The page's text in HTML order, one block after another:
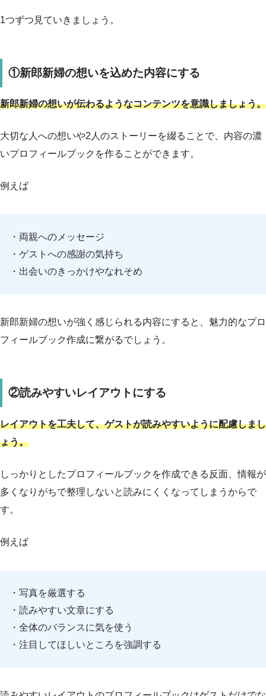
1つずつ見ていきましょう。
①新郎新婦の想いを込めた内容にする
新郎新婦の想いが伝わるようなコンテンツを意識しましょう。
大切な人への想いや2人のストーリーを綴ることで、内容の濃
いプロフィールブックを作ることができます。
例えば
・両親へのメッセージ
・ゲストへの感謝の気持ち
・出会いのきっかけやなれそめ
新郎新婦の想いが強く感じられる内容にすると、魅力的なプロ
フィールブック作成に繋がるでしょう。
②読みやすいレイアウトにする
レイアウトを工夫して、ゲストが読みやすいように配慮しまし
ょう。
しっかりとしたプロフィールブックを作成できる反面、情報が
多くなりがちで整理しないと読みにくくなってしまうからで
す。
例えば
・写真を厳選する
・読みやすい文章にする
・全体のバランスに気を使う
・注目してほしいところを強調する